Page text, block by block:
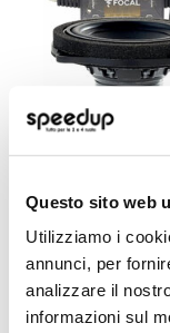
Questo sito web
Utilizziamo i
annunci, per
analizzare il
informazioni sul
100mm
247,50 €
CONSEGNA IN 48H